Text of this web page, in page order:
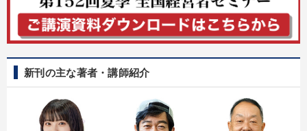
後継社長・アトツギ 最新技術・トレンド
社員が自律的に動き出す組織づくり
新刊の主な著者・講師紹介